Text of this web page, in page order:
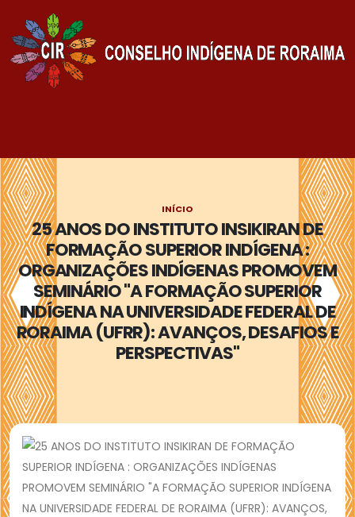
25 ANOS DO INSTITUTO INSIKIRAN DE
FORMAÇÃO SUPERIOR INDÍGENA :
ORGANIZAÇÕES INDÍGENAS PROMOVEM
SEMINÁRIO "A FORMAÇÃO SUPERIOR
INDÍGENA NA UNIVERSIDADE FEDERAL DE
RORAIMA (UFRR): AVANÇOS, DESAFIOS E
PERSPECTIVAS"
INÍCIO